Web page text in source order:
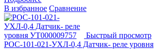
В избранное Сравнение
Быстрый просмотр
РОС-101-021-УХЛ-0,4 Датчик- реле уровня